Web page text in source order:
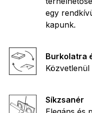
egy
kapunk.
Burkolatra
Síkzsanér